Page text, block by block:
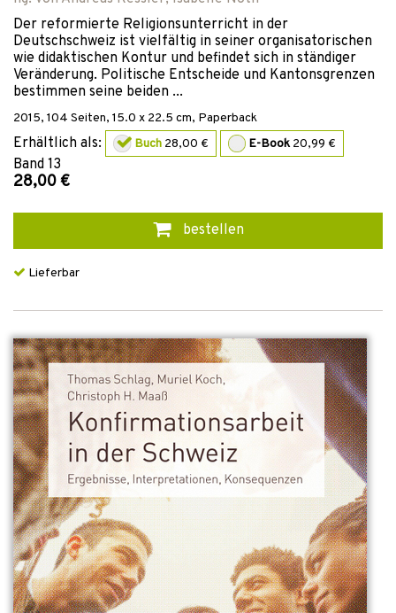
Der reformierte Religionsunterricht in der
Deutschschweiz ist vielfältig in seiner organisatorischen
wie didaktischen Kontur und befindet sich in ständiger
Veränderung. Politische Entscheide und Kantonsgrenzen
bestimmen seine beiden ...
2015, 104 Seiten, 15.0 x 22.5 cm, Paperback
Erhältlich als: Buch 28,00 € E-Book 20,99 €
Band 13
28,00 €
bestellen
Lieferbar